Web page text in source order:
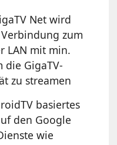
Net wird
zum
LAN mit min.
GigaTV-
zu streamen
basiertes
den Google
wie